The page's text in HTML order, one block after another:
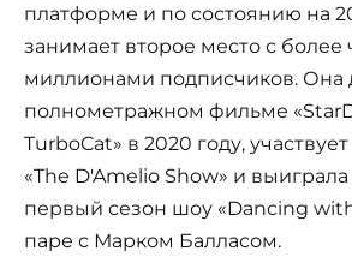
платформе и по состоянию на
занимает второе место с более
миллионами подписчиков. Она
полнометражном фильме
TurboCat» в 2020 году,
«The D'Amelio Show» и
первый сезон шоу «Dancing
паре с Марком Балласом.